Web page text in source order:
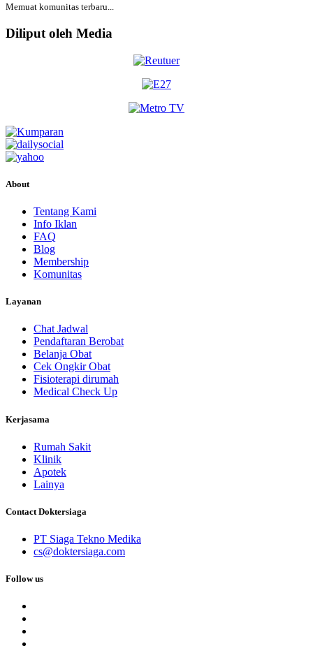
Memuat komunitas terbaru...
Diliput oleh Media
About
Tentang Kami
Info Iklan
FAQ
Blog
Membership
Komunitas
Layanan
Chat Jadwal
Pendaftaran Berobat
Belanja Obat
Cek Ongkir Obat
Fisioterapi dirumah
Medical Check Up
Kerjasama
Rumah Sakit
Klinik
Apotek
Lainya
Contact Doktersiaga
PT Siaga Tekno Medika
cs@doktersiaga.com
Follow us